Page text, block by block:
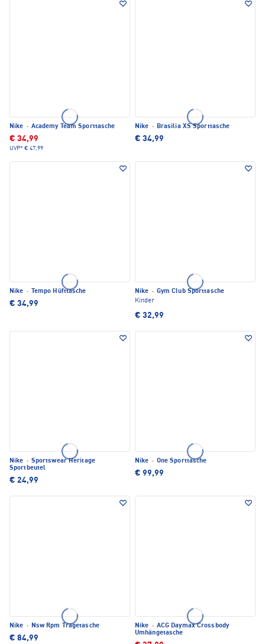
Nike · Academy Team Sporttasche
€ 34,99
UVP* € 47,99
Nike · Brasilia XS Sporttasche
€ 34,99
Nike · Tempo Hüfttasche
€ 34,99
Nike · Gym Club Sporttasche
Kinder
€ 32,99
Nike · Sportswear Heritage
Sportbeutel
€ 24,99
Nike · One Sporttasche
€ 99,99
Nike · Nsw Rpm Tragetasche
€ 84,99
Nike · ACG Daymax Crossbody
Umhängetasche